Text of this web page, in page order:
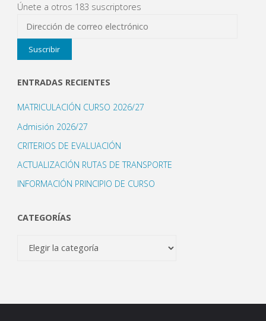
Únete a otros 183 suscriptores
Dirección
de
correo
Suscribir
ENTRADAS RECIENTES
MATRICULACIÓN CURSO 2026/27
Admisión 2026/27
CRITERIOS DE EVALUACIÓN
ACTUALIZACIÓN RUTAS DE TRANSPORTE
INFORMACIÓN PRINCIPIO DE CURSO
CATEGORÍAS
Categorías